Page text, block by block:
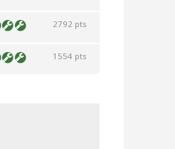
2792 pts
1554 pts